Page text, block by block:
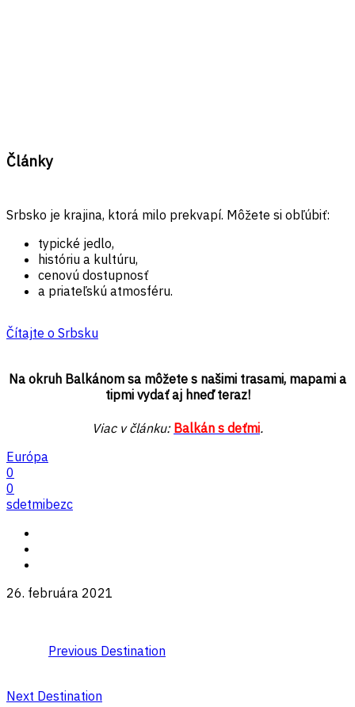
Články
Srbsko je krajina, ktorá milo prekvapí. Môžete si obľúbiť:
typické jedlo,
históriu a kultúru,
cenovú dostupnosť
a priateľskú atmosféru.
Čítajte o Srbsku
Na okruh Balkánom sa môžete s našimi trasami, mapami a
tipmi vydať aj hneď teraz!
Viac v článku: Balkán s deťmi.
Európa
0
0
sdetmibezc
26. februára 2021
Previous Destination
Next Destination